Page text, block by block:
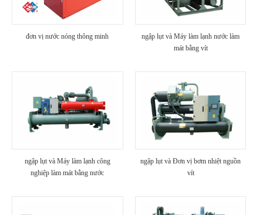
đơn vị nước nóng thông minh
ngập lụt và Máy làm lạnh nước làm
mát bằng vít
ngập lụt và Máy làm lạnh công
nghiệp làm mát bằng nước
ngập lụt và Đơn vị bơm nhiệt nguồn
vít